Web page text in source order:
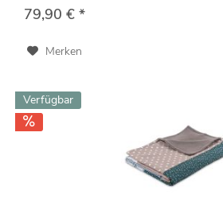
79,90 € *
Merken
Verfügbar